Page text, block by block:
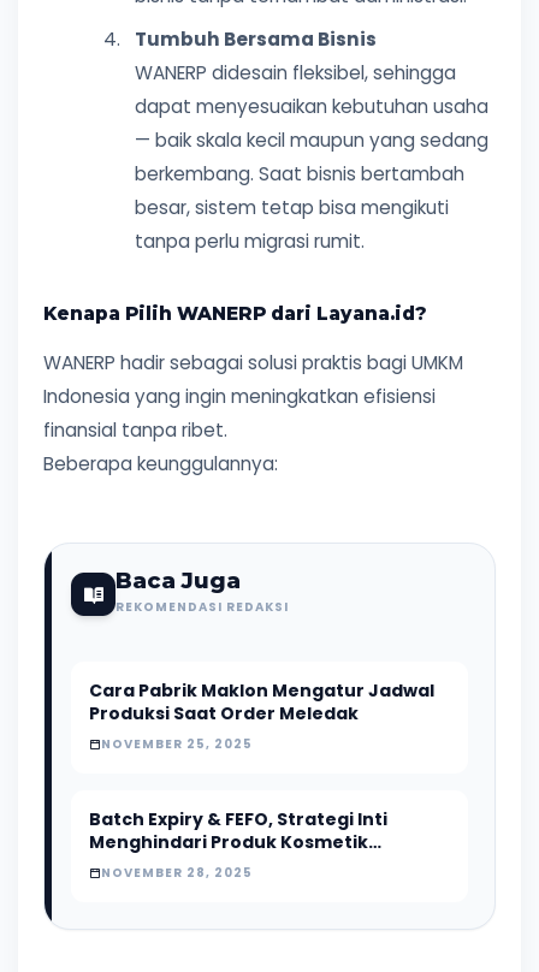
Tumbuh Bersama Bisnis
WANERP didesain fleksibel, sehingga
dapat menyesuaikan kebutuhan usaha
— baik skala kecil maupun yang sedang
berkembang. Saat bisnis bertambah
besar, sistem tetap bisa mengikuti
tanpa perlu migrasi rumit.
Kenapa Pilih WANERP dari Layana.id?
WANERP hadir sebagai solusi praktis bagi UMKM
Indonesia yang ingin meningkatkan efisiensi
finansial tanpa ribet.
Beberapa keunggulannya:
Baca Juga
REKOMENDASI REDAKSI
Cara Pabrik Maklon Mengatur Jadwal
Produksi Saat Order Meledak
NOVEMBER 25, 2025
Batch Expiry & FEFO, Strategi Inti
Menghindari Produk Kosmetik
Kadaluarsa
NOVEMBER 28, 2025